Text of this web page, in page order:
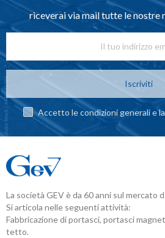
riceverai via mail tutte le nostre
Iscriviti
Accetto le condizioni generali e
La società GEV è da 60 anni sul mercato
Si articola nelle seguenti attività:
Fabbricazione di portasci, portasci
tetto.